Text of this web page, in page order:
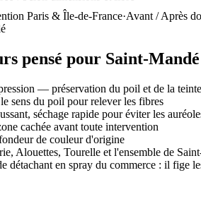
Paris & Île-de-France·Avant / Après
pensé pour Saint-Mandé
— préservation du poil et de la teinte
sens du poil pour relever les fibres
séchage rapide pour éviter les
cachée avant toute intervention
de couleur d'origine
Alouettes, Tourelle et l'ensemble de
détachant en spray du commerce : il fige